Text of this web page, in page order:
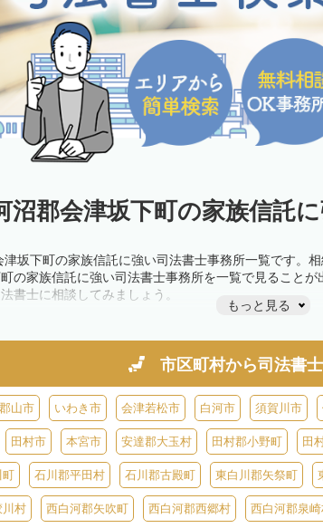
沼郡会津坂下町の家族信託
津坂下町の家族信託に強い司法書士事務所一覧です。
の家族信託に強い司法書士事務所を一覧で見ること
書士に相談してみましょう。
もっと見る
市区町村から司法書
郡山市 いわき市 会津若松市 白河市 須賀川市
田村市 本宮市 安達郡大玉村 田村郡小野町 田
町 石川郡平田村 石川郡古殿町 東白川郡矢祭町
川村 西白河郡矢吹町 西白河郡西郷村 西白河郡泉